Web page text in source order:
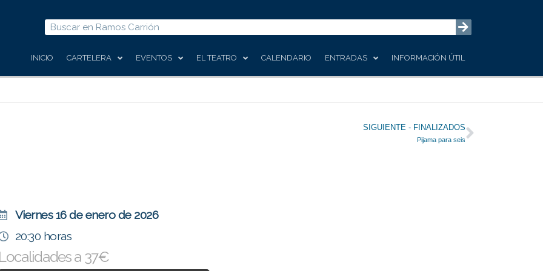
INICIO CARTELERA EVENTOS EL TEATRO CALENDARIO ENTRADAS INFORMACIÓN ÚTIL
SIGUIENTE - FINALIZADOS
Pijama para seis
Siguiente
Viernes 16 de enero de 2026
20:30 horas
Localidades a 37€